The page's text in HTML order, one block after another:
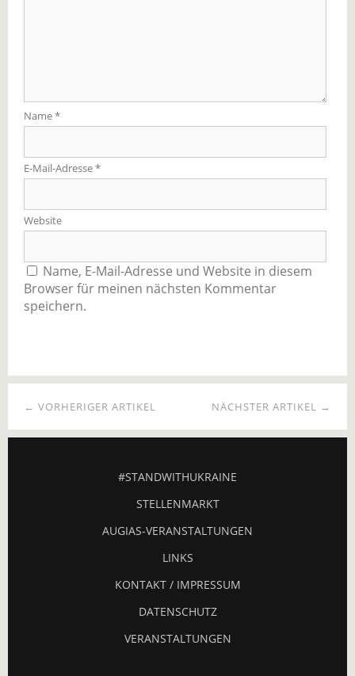
Name*
E-Mail-Adresse*
Website
Name, E-Mail-Adresse und Website in diesem
Browser für meinen nächsten Kommentar
speichern.
NÄCHSTER ARTIKEL →
← VORHERIGER ARTIKEL
#STANDWITHUKRAINE
STELLENMARKT
AUGIAS-VERANSTALTUNGEN
LINKS
KONTAKT / IMPRESSUM
DATENSCHUTZ
VERANSTALTUNGEN